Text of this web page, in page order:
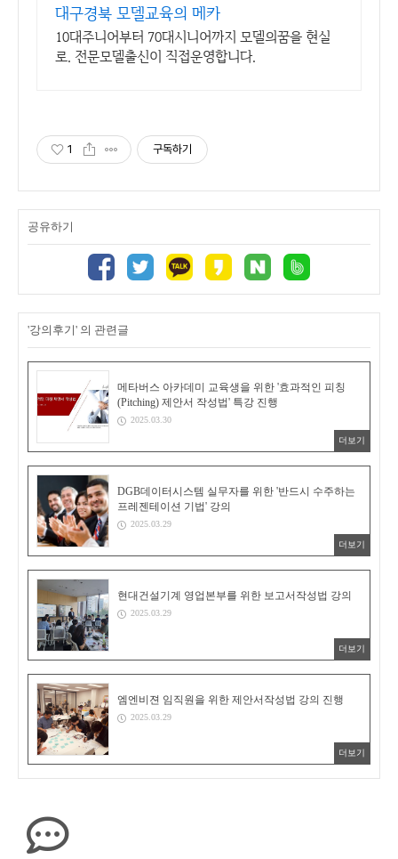
대구경북 모델교육의 메카
10대주니어부터 70대시니어까지 모델의꿈을 현실
로. 전문모델출신이 직접운영합니다.
1 구독하기
공유하기
'강의후기' 의 관련글
메타버스 아카데미 교육생을 위한 '효과적인 피칭
(Pitching) 제안서 작성법' 특강 진행
2025.03.30
더보기
DGB데이터시스템 실무자를 위한 '반드시 수주하는
프레젠테이션 기법' 강의
2025.03.29
더보기
현대건설기계 영업본부를 위한 보고서작성법 강의
2025.03.29
더보기
엠엔비젼 임직원을 위한 제안서작성법 강의 진행
2025.03.29
더보기